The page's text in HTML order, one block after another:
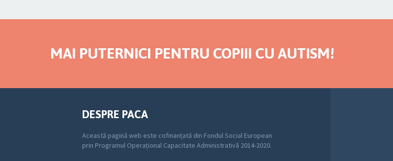
MAI PUTERNICI PENTRU COPIII CU AUTISM!
DESPRE PACA
Această pagină web este cofinanțată din Fondul Social European
prin Programul Operațional Capacitate Administrativă 2014-2020.